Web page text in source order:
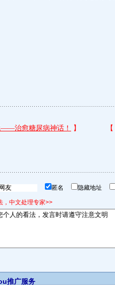
匿名 隐藏地址
，中文处理专家>>
推广服务